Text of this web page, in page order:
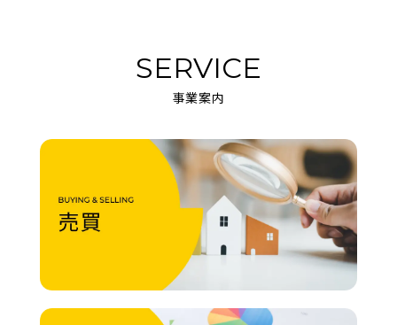
SERVICE
事業案内